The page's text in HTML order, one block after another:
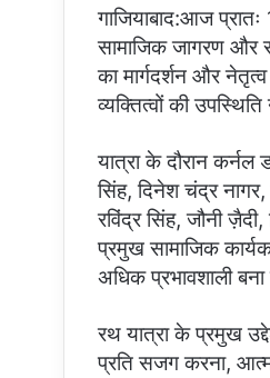
गाजियाबाद:आज
सामाजिक जागरण और
का मार्गदर्शन और
व्यक्तित्वों की
यात्रा के दौरान कर्नल
सिंह, दिनेश चंद्र नागर,
रविंद्र सिंह, जौनी
प्रमुख सामाजिक
अधिक प्रभावशाली बना
रथ यात्रा के प्रमुख
प्रति सजग करना,